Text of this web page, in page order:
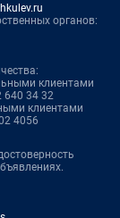
органов:
клиентами
640 34 32
клиентами
4056